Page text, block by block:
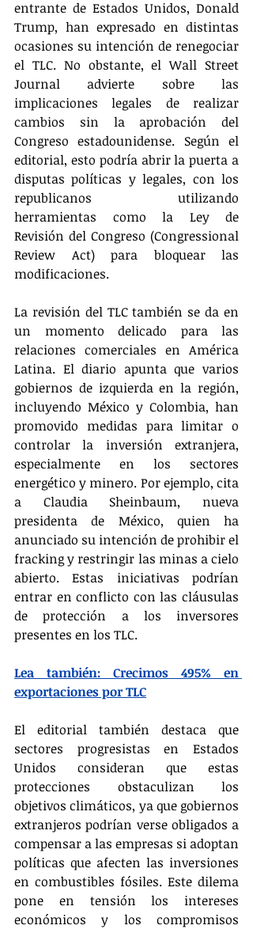
entrante de Estados Unidos, Donald
Trump, han expresado en distintas
ocasiones su intención de renegociar
el TLC. No obstante, el Wall Street
Journal advierte sobre las
implicaciones legales de realizar
cambios sin la aprobación del
Congreso estadounidense. Según el
editorial, esto podría abrir la puerta a
disputas políticas y legales, con los
republicanos utilizando
herramientas como la Ley de
Revisión del Congreso (Congressional
Review Act) para bloquear las
modificaciones.
La revisión del TLC también se da en
un momento delicado para las
relaciones comerciales en América
Latina. El diario apunta que varios
gobiernos de izquierda en la región,
incluyendo México y Colombia, han
promovido medidas para limitar o
controlar la inversión extranjera,
especialmente en los sectores
energético y minero. Por ejemplo, cita
a Claudia Sheinbaum, nueva
presidenta de México, quien ha
anunciado su intención de prohibir el
fracking y restringir las minas a cielo
abierto. Estas iniciativas podrían
entrar en conflicto con las cláusulas
de protección a los inversores
presentes en los TLC.
Lea también: Crecimos 495% en
exportaciones por TLC
El editorial también destaca que
sectores progresistas en Estados
Unidos consideran que estas
protecciones obstaculizan los
objetivos climáticos, ya que gobiernos
extranjeros podrían verse obligados a
compensar a las empresas si adoptan
políticas que afecten las inversiones
en combustibles fósiles. Este dilema
pone en tensión los intereses
económicos y los compromisos